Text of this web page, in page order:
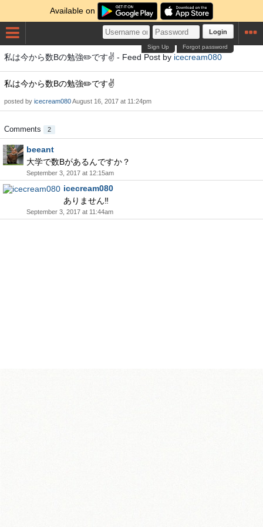
Available on
Login
Forgot password
Sign Up
私は今から数Bの勉強✏️です✌️ - Feed Post by icecream080
私は今から数Bの勉強✏️です✌️
posted by icecream080August 16, 2017 at 11:24pm
Comments 2
beeant
大学で数Bがあるんですか？
September 3, 2017 at 12:15am
icecream080
ありません‼️
September 3, 2017 at 11:44am